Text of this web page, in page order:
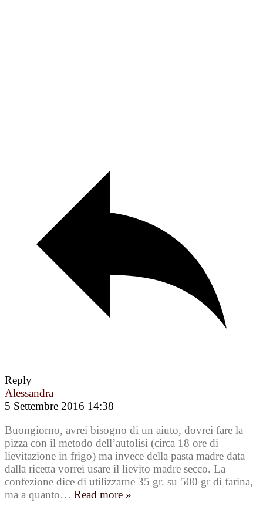
Reply
Alessandra
5 Settembre 2016 14:38
Buongiorno, avrei bisogno di un aiuto, dovrei fare la
pizza con il metodo dell’autolisi (circa 18 ore di
lievitazione in frigo) ma invece della pasta madre data
dalla ricetta vorrei usare il lievito madre secco. La
confezione dice di utilizzarne 35 gr. su 500 gr di farina,
ma a quanto… Read more »